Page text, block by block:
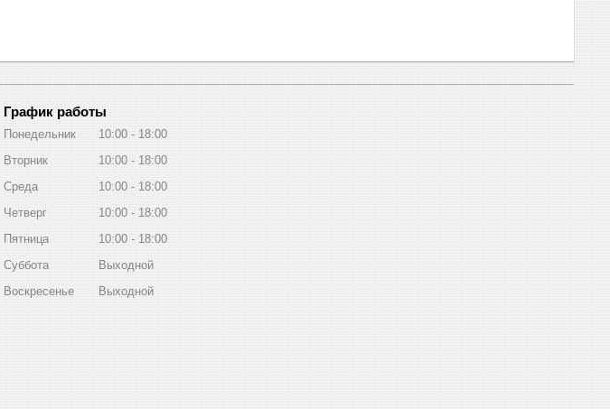
График работы
Понедельник 10:00
18:00
Вторник
10:00
18:00
Среда
10:00
18:00
Четверг
10:00
18:00
Пятница
10:00
18:00
Суббота
Выходной
Воскресенье
Выходной